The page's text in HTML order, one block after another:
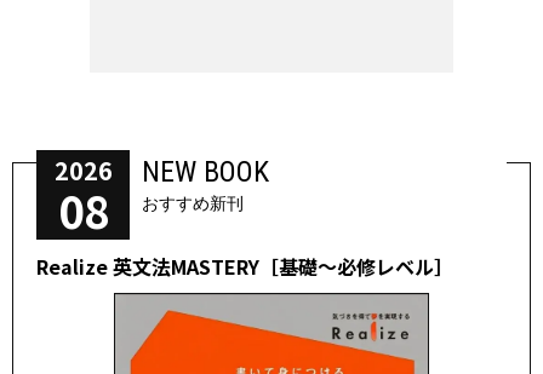
2026
08
NEW BOOK
おすすめ新刊
Realize 英文法MASTERY［基礎～必修レベル］